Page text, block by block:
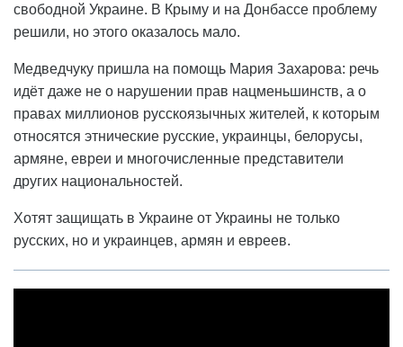
свободной Украине. В Крыму и на Донбассе проблему
решили, но этого оказалось мало.
Медведчуку пришла на помощь Мария Захарова: речь
идёт даже не о нарушении прав нацменьшинств, а о
правах миллионов русскоязычных жителей, к которым
относятся этнические русские, украинцы, белорусы,
армяне, евреи и многочисленные представители
других национальностей.
Хотят защищать в Украине от Украины не только
русских, но и украинцев, армян и евреев.